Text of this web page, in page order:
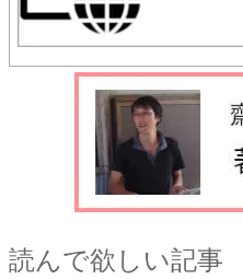
読んで欲しい記事